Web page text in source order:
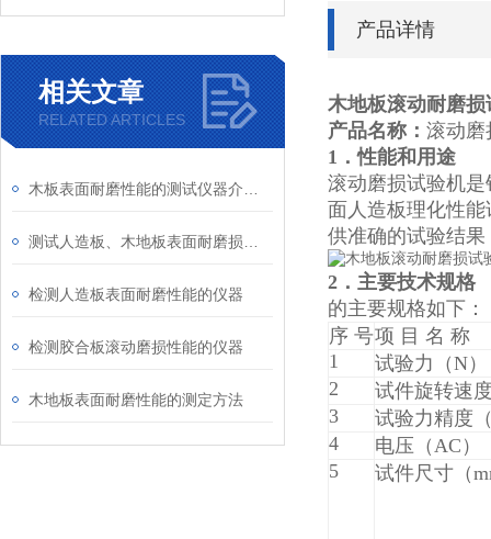
相关文章
RELATED ARTICLES
检测人造板表面耐磨性能的仪器
检测胶合板滚动磨损性能的仪器
木地板表面耐磨性能的测定方法
产品详情
木地板滚动耐磨损
产品名称： 滚动磨
1．性能和用途
滚动磨损试验机是
面人造板理化性
供准确的试验结果
2．主要技术规格
的主要规格如下：
序 号项 目 名 称
1
试验力（N）
2
试件旋转速
3
试验力精度
4
电压（AC）
5
试件尺寸（